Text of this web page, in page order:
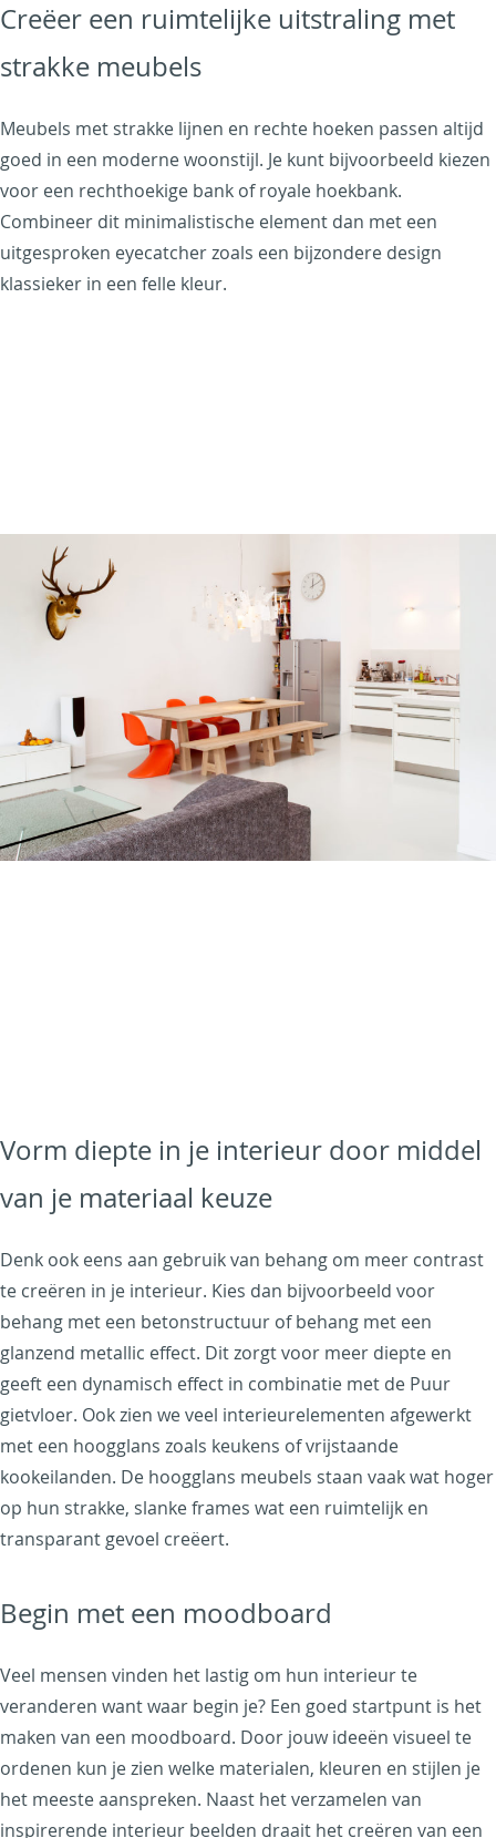
Creëer een ruimtelijke uitstraling met
strakke meubels
Meubels met strakke lijnen en rechte hoeken passen altijd
goed in een moderne woonstijl. Je kunt bijvoorbeeld kiezen
voor een rechthoekige bank of royale hoekbank.
Combineer dit minimalistische element dan met een
uitgesproken eyecatcher zoals een bijzondere design
klassieker in een felle kleur.
Vorm diepte in je interieur door middel
van je materiaal keuze
Denk ook eens aan gebruik van behang om meer contrast
te creëren in je interieur. Kies dan bijvoorbeeld voor
behang met een betonstructuur of behang met een
glanzend metallic effect. Dit zorgt voor meer diepte en
geeft een dynamisch effect in combinatie met de Puur
gietvloer. Ook zien we veel interieurelementen afgewerkt
met een hoogglans zoals keukens of vrijstaande
kookeilanden. De hoogglans meubels staan vaak wat hoger
op hun strakke, slanke frames wat een ruimtelijk en
transparant gevoel creëert.
Begin met een moodboard
Veel mensen vinden het lastig om hun interieur te
veranderen want waar begin je? Een goed startpunt is het
maken van een moodboard. Door jouw ideeën visueel te
ordenen kun je zien welke materialen, kleuren en stijlen je
het meeste aanspreken. Naast het verzamelen van
inspirerende interieur beelden draait het creëren van een